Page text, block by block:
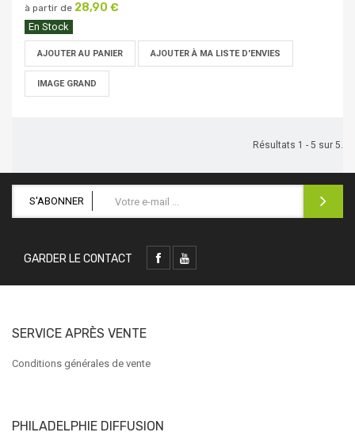
à partir de 28,90 €
En Stock
AJOUTER AU PANIER AJOUTER À MA LISTE D'ENVIES
IMAGE GRAND
Résultats 1 - 5 sur 5.
S'ABONNER
GARDER LE CONTACT
SERVICE APRÈS VENTE
Conditions générales de vente
PHILADELPHIE DIFFUSION